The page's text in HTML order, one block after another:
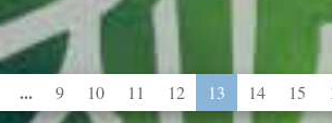
... 9 10 11 12 13 14 15